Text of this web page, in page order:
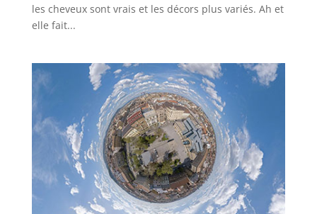
les cheveux sont vrais et les décors plus variés. Ah et
elle fait...